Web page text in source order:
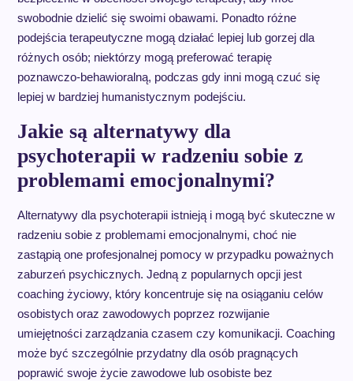
swobodnie dzielić się swoimi obawami. Ponadto różne
podejścia terapeutyczne mogą działać lepiej lub gorzej dla
różnych osób; niektórzy mogą preferować terapię
poznawczo-behawioralną, podczas gdy inni mogą czuć się
lepiej w bardziej humanistycznym podejściu.
Jakie są alternatywy dla
psychoterapii w radzeniu sobie z
problemami emocjonalnymi?
Alternatywy dla psychoterapii istnieją i mogą być skuteczne w
radzeniu sobie z problemami emocjonalnymi, choć nie
zastąpią one profesjonalnej pomocy w przypadku poważnych
zaburzeń psychicznych. Jedną z popularnych opcji jest
coaching życiowy, który koncentruje się na osiąganiu celów
osobistych oraz zawodowych poprzez rozwijanie
umiejętności zarządzania czasem czy komunikacji. Coaching
może być szczególnie przydatny dla osób pragnących
poprawić swoje życie zawodowe lub osobiste bez